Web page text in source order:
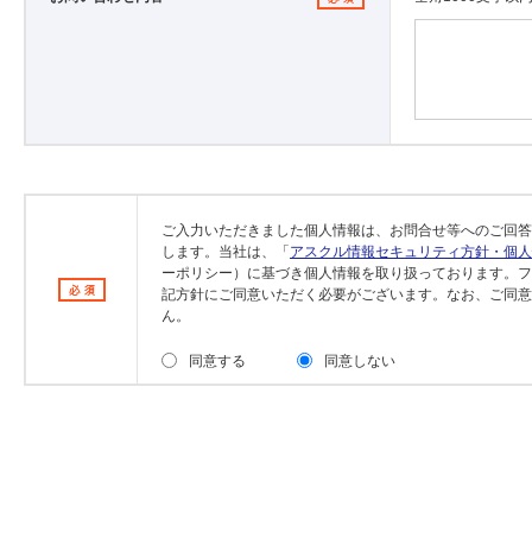
ご入力いただきました個人情報は、お問合せ等へのご回
します。当社は、「 アスクル情報セキュリティ方針・個
ーポリシー）に基づき個人情報を取り扱っております。
記方針にご同意いただく必要がございます。なお、ご同
ん。
同意する 同意しない